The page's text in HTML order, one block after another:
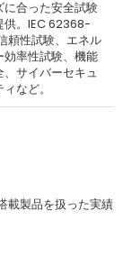
に合った安全試験
供。IEC 62368-
頼性試験、エネル
効率性試験、機能
、サイバーセキュ
ィなど。
載製品を扱った実績